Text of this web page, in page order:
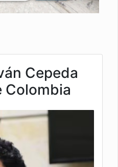
Cepeda
Colombia